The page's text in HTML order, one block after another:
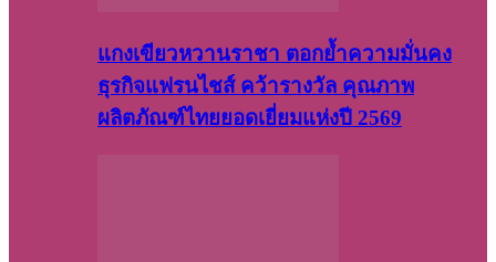
แกงเขียวหวานราชา ตอกย้ำความมั่นคง
ธุรกิจแฟรนไชส์ คว้ารางวัล คุณภาพ
ผลิตภัณฑ์ไทยยอดเยี่ยมแห่งปี 2569